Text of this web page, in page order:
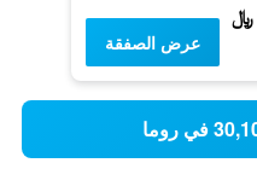
عرض الصفقة